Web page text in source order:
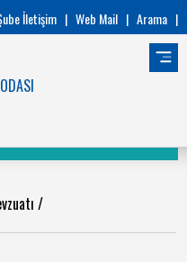
İletişim | Web Mail | Arama |
/